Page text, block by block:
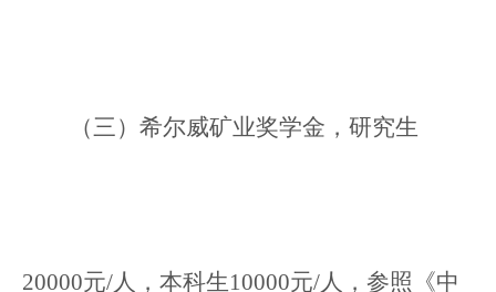
（三）希尔威矿业奖学金，研究生
20000元/人，本科生10000元/人，参照《中